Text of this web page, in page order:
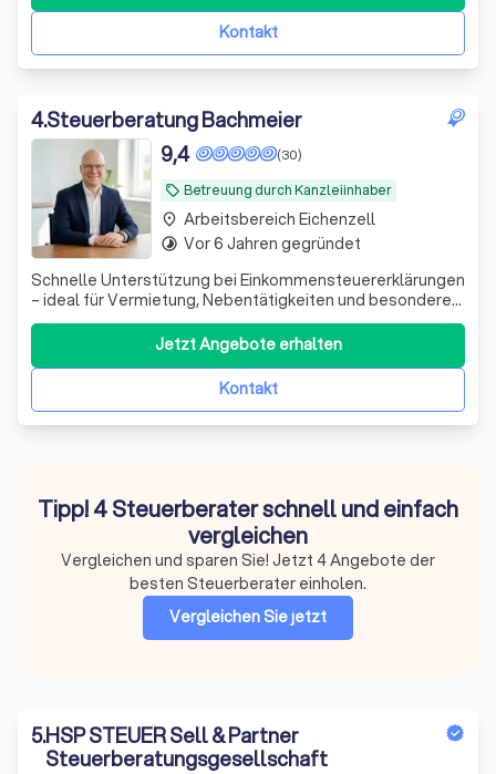
Kontakt
4.Steuerberatung Bachmeier
local_offer Betreuung durch Kanzleiinhaber
(30)
9,4
Schnelle Unterstützung bei Einkommensteuererklärungen
– ideal für Vermietung, Nebentätigkeiten und besondere
private Situationen. Persönlich und unkompliziert.
Kontakt
Jetzt Angebote erhalten
place Arbeitsbereich Eichenzell
timelapse Vor 6 Jahren gegründet
Tipp! 4 Steuerberater schnell und einfach
vergleichen
Vergleichen und sparen Sie! Jetzt 4 Angebote der
besten Steuerberater einholen.
Vergleichen Sie jetzt
5.HSP STEUER Sell & Partner
Steuerberatungsgesellschaft